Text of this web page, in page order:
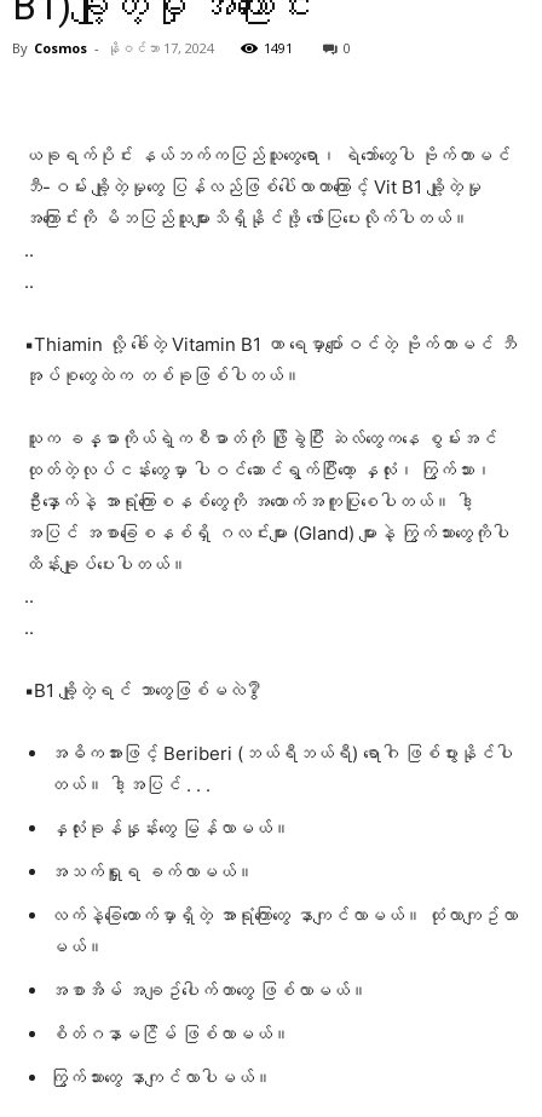
By Cosmos - နိုဝင်ဘာ 17, 2024 1491
0
ယခုရက်ပိုင်း နယ်ဘက်ကပြည်သူတွေရော၊ ရဲဘော်တွေပါ ဗိုက်တာမင်
ဘီ-ဝမ်း ချို့တဲ့မှုတွေ ပြန်လည်ဖြစ်ပေါ်လာတာကြောင့် Vit B1 ချို့တဲ့မှု
အကြောင်းကို မိဘပြည်သူများသိရှိနိုင်ဖို့ ဖော်ပြပေးလိုက်ပါတယ်။
..
..
▪️Thiamin လို့ ခေါ်တဲ့ Vitamin B1 ဟာ ရေမှာပျော်ဝင်တဲ့ ဗိုက်တာမင် ဘီ
အုပ်စုတွေထဲက တစ်ခုဖြစ်ပါတယ်။
သူက ခန္ဓာကိုယ်ရဲ့ကစီဓာတ်ကို ဖြိုခွဲပြီး ဆဲလ်တွေကနေ စွမ်းအင်
ထုတ်တဲ့လုပ်ငန်းတွေမှာ ပါဝင်ဆောင်ရွက်ပြီးတော့ နှလုံး၊ ကြွက်သား၊
ဦးနှောက်နဲ့ အာရုံကြောစနစ်တွေကို အထောက်အကူပြုစေပါတယ်။ ဒါ့
အပြင် အစာခြေစနစ်ရှိ ဂလင်းများ (Gland) များနဲ့ ကြွက်သားတွေကိုပါ
ထိန်းချုပ်ပေးပါတယ်။
..
..
▪️B1 ချို့တဲ့ရင် ဘာတွေဖြစ်မလဲ❔
အဓိကအားဖြင့် Beriberi (ဘယ်ရီဘယ်ရီ) ရောဂါ ဖြစ်ပွားနိုင်ပါ
တယ်။ ဒါ့အပြင် . . .
နှလုံးခုန်နှုန်းတွေ မြန်လာမယ်။
အသက်ရှူရ ခက်လာမယ်။
လက်နဲ့ခြေထောက်မှာရှိတဲ့ အာရုံကြောတွေ နာကျင်လာမယ်။ ထုံလာကျဥ်လာ
မယ်။
အစာအိမ် အချဥ်ပေါက်တာတွေ ဖြစ်လာမယ်။
စိတ်ဂနာမငြိမ် ဖြစ်လာမယ်။
ကြွက်သားတွေ နာကျင်လာပါမယ်။